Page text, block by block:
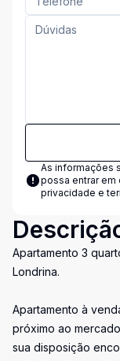
As informações
possa entrar em
privacidade e
Apartamento 3
Londrina.
Apartamento à
próximo ao
sua disposição